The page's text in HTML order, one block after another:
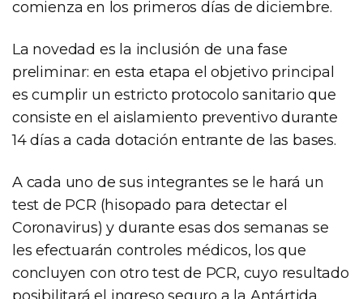
comienza en los primeros días de diciembre.
La novedad es la inclusión de una fase
preliminar: en esta etapa el objetivo principal
es cumplir un estricto protocolo sanitario que
consiste en el aislamiento preventivo durante
14 días a cada dotación entrante de las bases.
A cada uno de sus integrantes se le hará un
test de PCR (hisopado para detectar el
Coronavirus) y durante esas dos semanas se
les efectuarán controles médicos, los que
concluyen con otro test de PCR, cuyo resultado